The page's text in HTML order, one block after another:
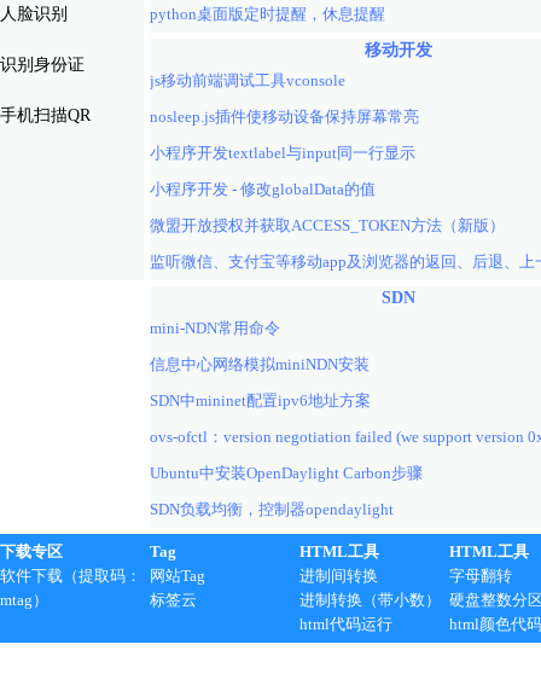
人脸识别
识别身份证
手机扫描QR
python桌面版定时提醒，休息提醒
移动开发
js移动前端调试工具vconsole
nosleep.js插件使移动设备保持屏幕常亮
小程序开发textlabel与input同一行显示
小程序开发 - 修改globalData的值
微盟开放授权并获取ACCESS_TOKEN方法（新版）
SDN
mini-NDN常用命令
信息中心网络模拟miniNDN安装
SDN中mininet配置ipv6地址方案
ovs-ofctl：version negotiation failed (we support version
Ubuntu中安装OpenDaylight Carbon步骤
SDN负载均衡，控制器opendaylight
下载专区
软件下载（提取码：
mtag）
Tag
网站Tag
标签云
HTML工具
进制间转换
进制转换（带小数）
html代码运行
HTML工具
字母翻转
硬盘整数分
html颜色代码